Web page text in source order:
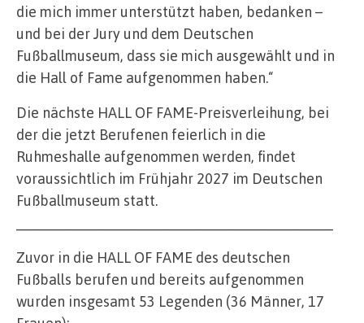
die mich immer unterstützt haben, bedanken –
und bei der Jury und dem Deutschen
Fußballmuseum, dass sie mich ausgewählt und in
die Hall of Fame aufgenommen haben.“
Die nächste HALL OF FAME-Preisverleihung, bei
der die jetzt Berufenen feierlich in die
Ruhmeshalle aufgenommen werden, findet
voraussichtlich im Frühjahr 2027 im Deutschen
Fußballmuseum statt.
Zuvor in die HALL OF FAME des deutschen
Fußballs berufen und bereits aufgenommen
wurden insgesamt 53 Legenden (36 Männer, 17